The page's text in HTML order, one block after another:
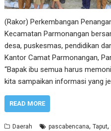
(Rakor) Perkembangan
Kecamatan Parmonangan
desa, puskesmas, pendidikan
Kantor Camat Parmonangan,
“Bapak ibu semua harus
kita sampaikan informasi yang
READ MORE
Daerah pascabencana,Taput,